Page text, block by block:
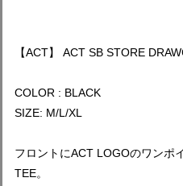
【ACT】 ACT SB STORE
COLOR : BLACK
SIZE: M/L/XL
フロントにACT LOGOのワンポ
TEE。